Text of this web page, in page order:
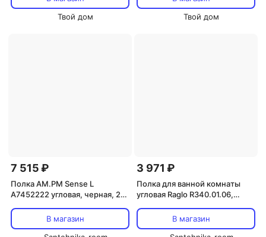
Твой дом
Твой дом
7 515 ₽
Полка AM.PM Sense L
A7452222 угловая, черная, 2
В магазин
3 971 ₽
Полка для ванной комнаты
угловая Raglo R340.01.06,
В магазин